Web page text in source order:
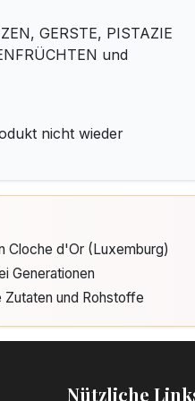
GERSTE, PISTAZIE
und
nicht wieder
Cloche d'Or (Luxemburg)
Generationen
und Rohstoffe
Nützliche